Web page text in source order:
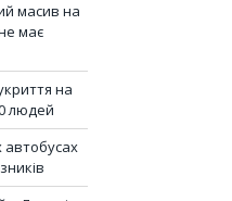
масив на
має
на
людей
автобусах